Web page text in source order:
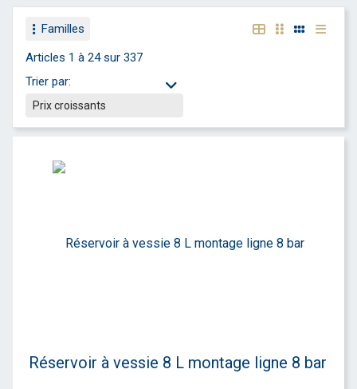
Familles
Articles 1 à 24 sur 337
Trier par:
Réservoir à vessie 8 L montage ligne 8 bar